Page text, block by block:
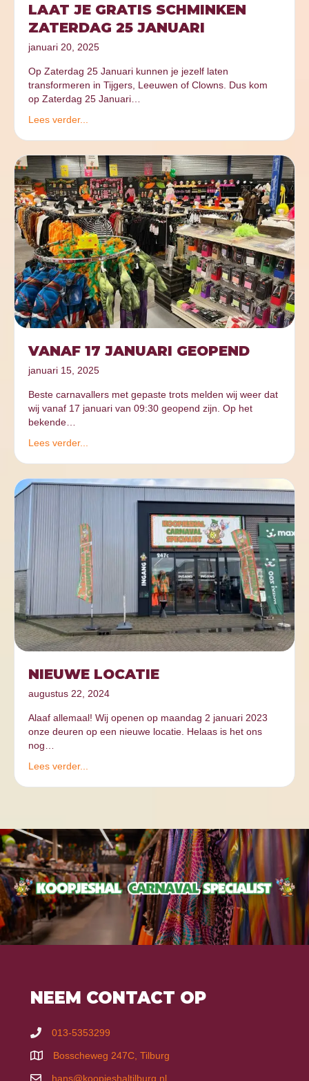
LAAT JE GRATIS SCHMINKEN
ZATERDAG 25 JANUARI
januari 20, 2025
Op Zaterdag 25 Januari kunnen je jezelf laten
transformeren in Tijgers, Leeuwen of Clowns. Dus kom
op Zaterdag 25 Januari…
Lees verder...
VANAF 17 JANUARI GEOPEND
januari 15, 2025
Beste carnavallers met gepaste trots melden wij weer dat
wij vanaf 17 januari van 09:30 geopend zijn. Op het
bekende…
Lees verder...
NIEUWE LOCATIE
augustus 22, 2024
Alaaf allemaal! Wij openen op maandag 2 januari 2023
onze deuren op een nieuwe locatie. Helaas is het ons
nog…
Lees verder...
NEEM CONTACT OP
013-5353299
Bosscheweg 247C, Tilburg
hans@koopjeshaltilburg.nl